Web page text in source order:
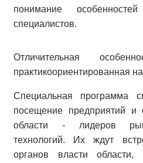
понимание
специалистов.
Отличительная
практикоориентированная
Специальная программа
посещение предприятий и
области - лидеров
технологий. Их ждут
органов власти